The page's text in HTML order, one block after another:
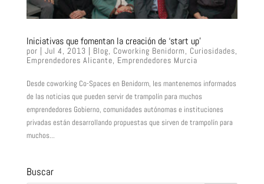
Iniciativas que fomentan la creación de ‘start up’
por | Jul 4, 2013 | Blog, Coworking Benidorm, Curiosidades,
Emprendedores Alicante, Emprendedores Murcia
Desde coworking Co-Spaces en Benidorm, les mantenemos informados
de las noticias que pueden servir de trampolín para muchos
emprendedores Gobierno, comunidades autónomas e instituciones
privadas están desarrollando propuestas que sirven de trampolín para
muchos...
Buscar